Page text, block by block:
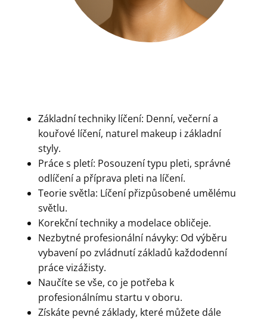
Základní techniky líčení: Denní, večerní a
kouřové líčení, naturel makeup i základní
styly.
Práce s pletí: Posouzení typu pleti, správné
odlíčení a příprava pleti na líčení.
Teorie světla: Líčení přizpůsobené umělému
světlu.
Korekční techniky a modelace obličeje.
Nezbytné profesionální návyky: Od výběru
vybavení po zvládnutí základů každodenní
práce vizážisty.
Naučíte se vše, co je potřeba k
profesionálnímu startu v oboru.
Získáte pevné základy, které můžete dále